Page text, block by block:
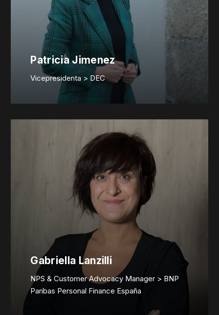
Patricia Jimenez
Vicepresidenta > DEC
Gabriella Lanzilli
NPS & Customer Advocacy Manager > BNP
Paribas Personal Finance España